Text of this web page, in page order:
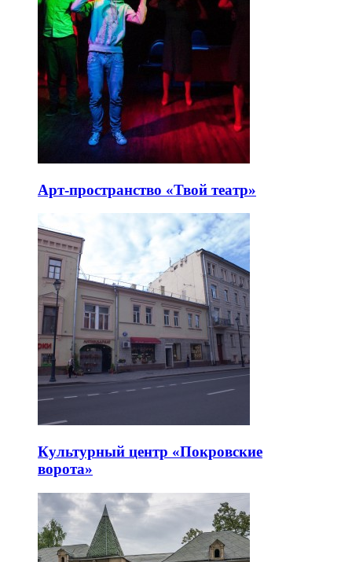
Арт-пространство «Твой театр»
Культурный центр «Покровские
ворота»